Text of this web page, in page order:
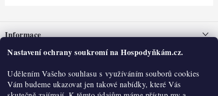
Nastavení ochrany soukromí na Hospodyňkám.cz.
Udělením Vašeho souhlasu s využíváním souborů cookies
Vám budeme ukazovat jen takové nabídky, které Vás
pInformace
Nepřevzetí zásilky na dobírku
Obchodní podmínky
Hodnocení obchodu
O nás
Historie
O nákupu